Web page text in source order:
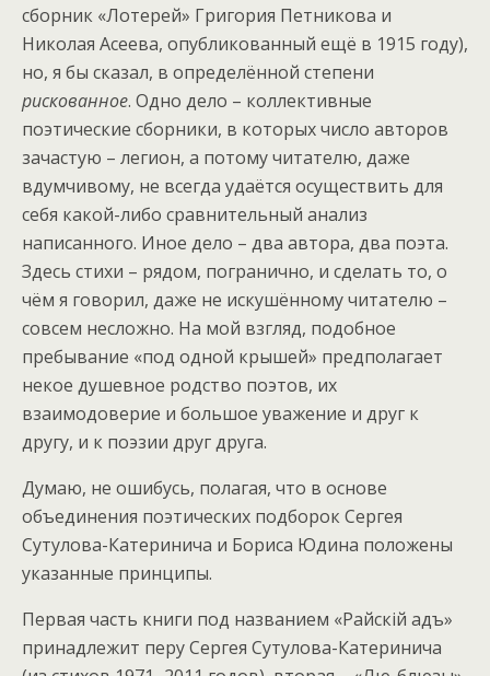
сборник «Лотерей» Григория Петникова и
Николая Асеева, опубликованный ещё в 1915 году),
но, я бы сказал, в определённой степени
рискованное. Одно дело – коллективные
поэтические сборники, в которых число авторов
зачастую – легион, а потому читателю, даже
вдумчивому, не всегда удаётся осуществить для
себя какой-либо сравнительный анализ
написанного. Иное дело – два автора, два поэта.
Здесь стихи – рядом, погранично, и сделать то, о
чём я говорил, даже не искушённому читателю –
совсем несложно. На мой взгляд, подобное
пребывание «под одной крышей» предполагает
некое душевное родство поэтов, их
взаимодоверие и большое уважение и друг к
другу, и к поэзии друг друга.
Думаю, не ошибусь, полагая, что в основе
объединения поэтических подборок Сергея
Сутулова-Катеринича и Бориса Юдина положены
указанные принципы.
Первая часть книги под названием «Райскій адъ»
принадлежит перу Сергея Сутулова-Катеринича